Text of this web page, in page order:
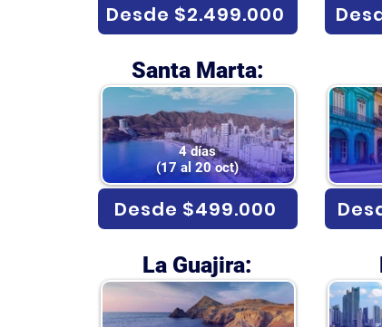
Desde $2.499.000
Santa Marta:
4 días
(17 al 20 oct)
Desde $499.000
La Guajira: